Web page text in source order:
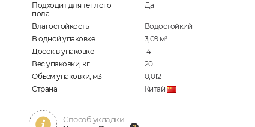
Подходит для теплого
пола
Да
Влагостойкость
Водостойкий
В одной упаковке
3,09 м2
Досок в упаковке
14
Вес упаковки, кг
20
Объём упаковки, м3
0,012
Страна
Китай
Способ укладки